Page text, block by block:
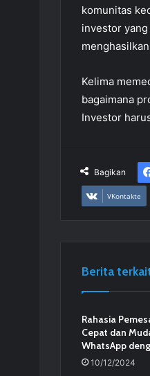
komunitas
investor
Kelima
bagaimana
Investor
Bagikan
VKontakte
Berita
Rahasia
Cepat dan
WhatsApp
10/12/2024